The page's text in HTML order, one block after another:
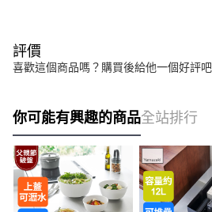
評價
喜歡這個商品嗎？購買後給他一個好評吧
你可能有興趣的商品全站排行